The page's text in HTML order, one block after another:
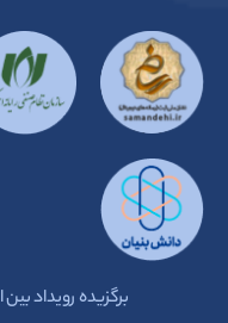
برگزیده رویداد